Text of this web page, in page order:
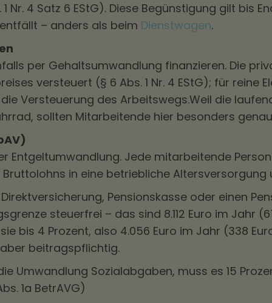
Nr. 4 Satz 6 EStG). Diese Begünstigung gilt bis
– anders als beim Dienstwagen.
per Gehaltsumwandlung finanzieren. Die
versteuert (§ 6 Abs. 1 Nr. 4 EStG); für reine
Versteuerung des Arbeitswegs.Weil die
sollten Mitarbeitende hier besonders
Entgeltumwandlung. Jede mitarbeitende
in eine betriebliche Altersversorgung
Pensionskasse oder einen
steuerfrei – das sind 8.112 Euro im Jahr
bis 4 Prozent, also 4.056 Euro im Jahr (338
beitragspflichtig.
Umwandlung Sozialabgaben, muss es 15
1a BetrAVG)